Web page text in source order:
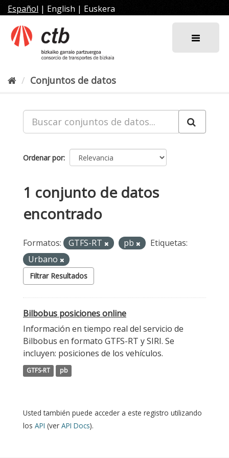
al
contenido
Español | English | Euskera
Conjuntos de datos
Ordenar por
1 conjunto de datos
encontrado
Formatos: GTFS-RT pb
Etiquetas:
Urbano
Filtrar Resultados
Bilbobus posiciones online
Información en tiempo real del servicio de
Bilbobus en formato GTFS-RT y SIRI. Se
incluyen: posiciones de los vehículos.
GTFS-RT pb
Usted también puede acceder a este registro utilizando
los API (ver API Docs).